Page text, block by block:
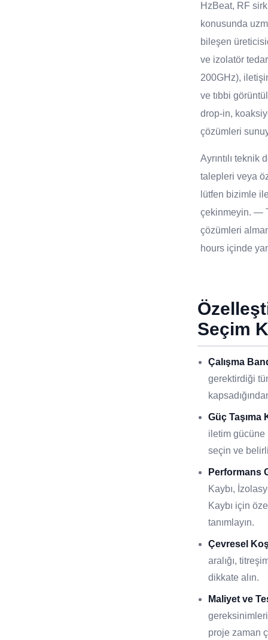
HzBeat, RF
konusunda
bileşen
ve izolatör
200GHz),
ve tıbbi
drop-in,
çözümleri
Ayrıntılı teknik
talepleri veya
lütfen bizimle
çekinmeyin. —
çözümleri
hours içinde
Seçim
Çalışma
gerektirdiği
Güç Taşıma
iletim gücüne
seçin ve
Performans
Kaybı,
Kaybı için
tanımlayın.
Çevresel
aralığı,
dikkate alın.
Maliyet ve
proje zaman